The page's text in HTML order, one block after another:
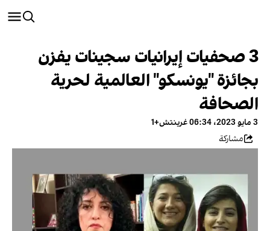
3 صحفيات إيرانيات سجينات يفزن
بجائزة "يونسكو" العالمية لحرية
الصحافة
3 مايو 2023، 06:34 غرينتش+1
مشاركة